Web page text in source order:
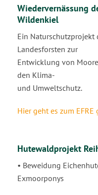
Wiedervernässung
Wildenkiel
Ein Naturschutzprojekt
Landesforsten zur
Entwicklung von
den Klima-
und Umweltschutz.
Hier geht es zum
Hutewaldprojekt
• Beweidung
Exmoorponys